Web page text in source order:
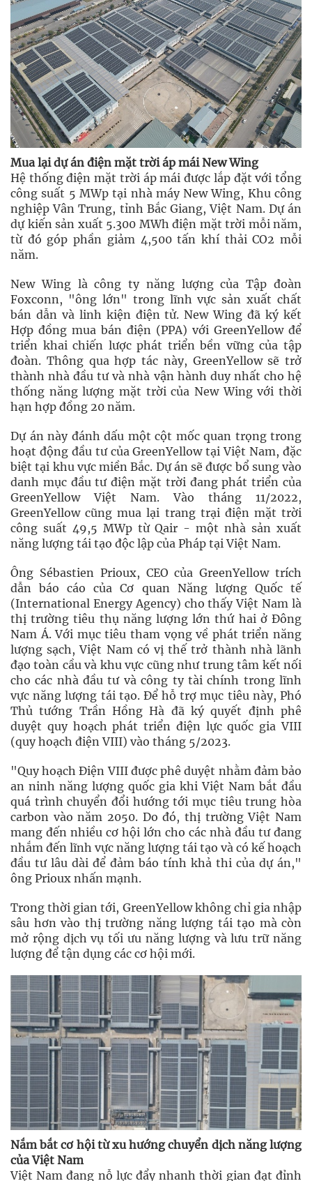
Mua lại dự án điện mặt trời áp mái New Wing
Hệ thống điện mặt trời áp mái được lắp đặt với tổng
công suất 5 MWp tại nhà máy New Wing, Khu công
nghiệp Vân Trung, tỉnh Bắc Giang, Việt Nam. Dự án
dự kiến sản xuất 5.300 MWh điện mặt trời mỗi năm,
từ đó góp phần giảm 4,500 tấn khí thải CO2 mỗi
năm.
New Wing là công ty năng lượng của Tập đoàn
Foxconn, "ông lớn" trong lĩnh vực sản xuất chất
bán dẫn và linh kiện điện tử. New Wing đã ký kết
Hợp đồng mua bán điện (PPA) với GreenYellow để
triển khai chiến lược phát triển bền vững của tập
đoàn. Thông qua hợp tác này, GreenYellow sẽ trở
thành nhà đầu tư và nhà vận hành duy nhất cho hệ
thống năng lượng mặt trời của New Wing với thời
hạn hợp đồng 20 năm.
Dự án này đánh dấu một cột mốc quan trọng trong
hoạt động đầu tư của GreenYellow tại Việt Nam, đặc
biệt tại khu vực miền Bắc. Dự án sẽ được bổ sung vào
danh mục đầu tư điện mặt trời đang phát triển của
GreenYellow Việt Nam. Vào tháng 11/2022,
GreenYellow cũng mua lại trang trại điện mặt trời
công suất 49,5 MWp từ Qair - một nhà sản xuất
năng lượng tái tạo độc lập của Pháp tại Việt Nam.
Ông Sébastien Prioux, CEO của GreenYellow trích
dẫn báo cáo của Cơ quan Năng lượng Quốc tế
(International Energy Agency) cho thấy Việt Nam là
thị trường tiêu thụ năng lượng lớn thứ hai ở Đông
Nam Á. Với mục tiêu tham vọng về phát triển năng
lượng sạch, Việt Nam có vị thế trở thành nhà lãnh
đạo toàn cầu và khu vực cũng như trung tâm kết nối
cho các nhà đầu tư và công ty tài chính trong lĩnh
vực năng lượng tái tạo. Để hỗ trợ mục tiêu này, Phó
Thủ tướng Trần Hồng Hà đã ký quyết định phê
duyệt quy hoạch phát triển điện lực quốc gia VIII
(quy hoạch điện VIII) vào tháng 5/2023.
"Quy hoạch Điện VIII được phê duyệt nhằm đảm bảo
an ninh năng lượng quốc gia khi Việt Nam bắt đầu
quá trình chuyển đổi hướng tới mục tiêu trung hòa
carbon vào năm 2050. Do đó, thị trường Việt Nam
mang đến nhiều cơ hội lớn cho các nhà đầu tư đang
nhắm đến lĩnh vực năng lượng tái tạo và có kế hoạch
đầu tư lâu dài để đảm báo tính khả thi của dự án,"
ông Prioux nhấn mạnh.
Trong thời gian tới, GreenYellow không chỉ gia nhập
sâu hơn vào thị trường năng lượng tái tạo mà còn
mở rộng dịch vụ tối ưu năng lượng và lưu trữ năng
lượng để tận dụng các cơ hội mới.
Nắm bắt cơ hội từ xu hướng chuyển dịch năng lượng
của Việt Nam
Việt Nam đang nỗ lực đẩy nhanh thời gian đạt đỉnh